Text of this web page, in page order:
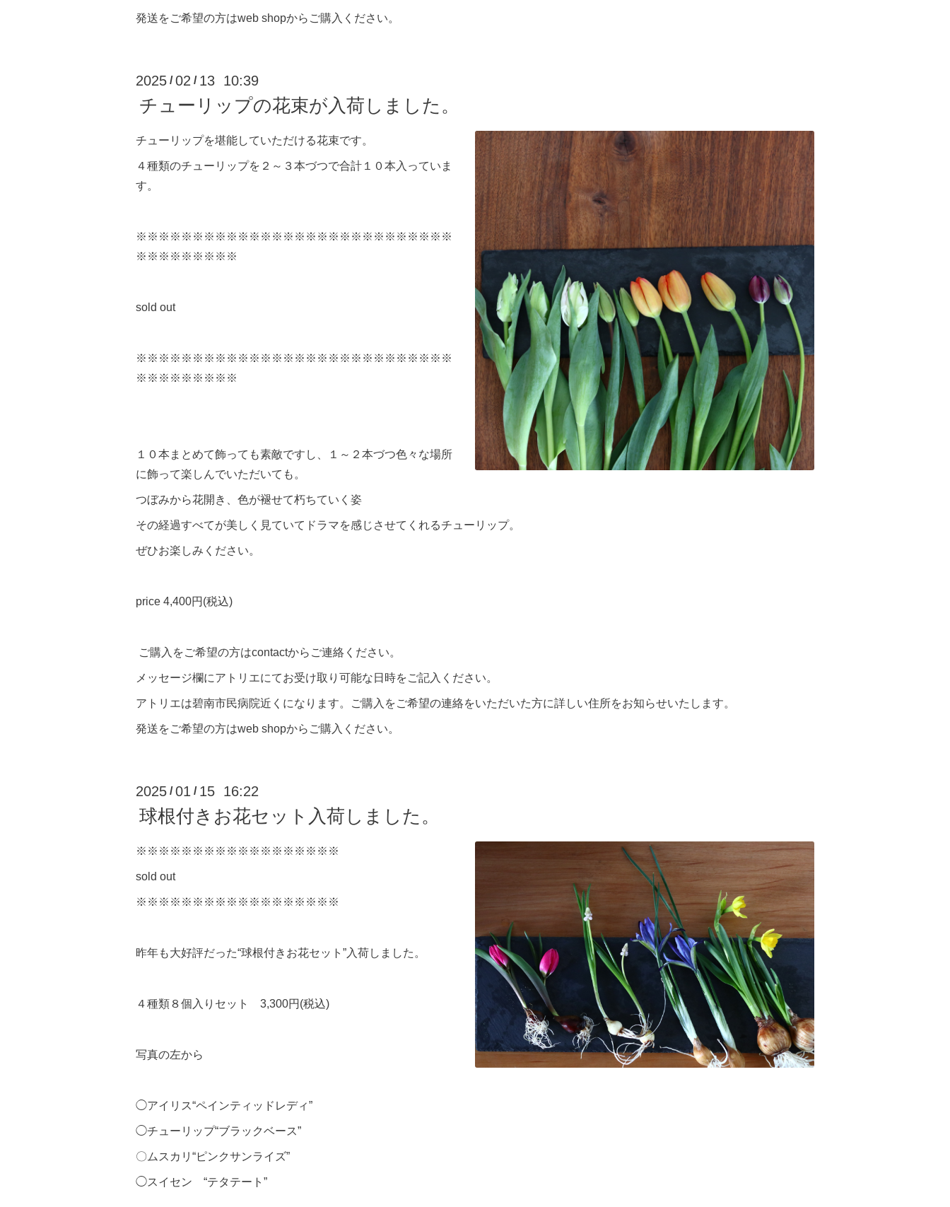
発送をご希望の方はweb shopからご購入ください。
2025 /02 / 13 10:39
チューリップの花束が入荷しました。
チューリップを堪能していただける花束です。
４種類のチューリップを２～３本づつで合計１０本入っていま
す。
※※※※※※※※※※※※※※※※※※※※※※※※※※※※
※※※※※※※※※
sold out
※※※※※※※※※※※※※※※※※※※※※※※※※※※※
※※※※※※※※※
１０本まとめて飾っても素敵ですし、１～２本づつ色々な場所
に飾って楽しんでいただいても。
つぼみから花開き、色が褪せて朽ちていく姿
その経過すべてが美しく見ていてドラマを感じさせてくれるチューリップ。
ぜひお楽しみください。
price 4,400円(税込)
ご購入をご希望の方はcontactからご連絡ください。
メッセージ欄にアトリエにてお受け取り可能な日時をご記入ください。
アトリエは碧南市民病院近くになります。ご購入をご希望の連絡をいただいた方に詳しい住所をお知らせいたします。
発送をご希望の方はweb shopからご購入ください。
2025 /01 / 15 16:22
球根付きお花セット入荷しました。
※※※※※※※※※※※※※※※※※※
sold out
※※※※※※※※※※※※※※※※※※
昨年も大好評だった“球根付きお花セット”入荷しました。
４種類８個入りセット 3,300円(税込)
写真の左から
◯アイリス“ペインティッドレディ”
◯チューリップ“ブラックベース”
〇ムスカリ“ピンクサンライズ”
◯スイセン “テタテート”